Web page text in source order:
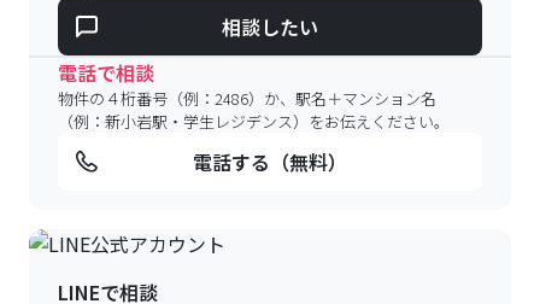
相談したい
電話で相談
物件の４桁番号（例：2486）か、駅名＋マンション名
（例：新小岩駅・学生レジデンス）をお伝えください。
電話する（無料）
LINEで相談